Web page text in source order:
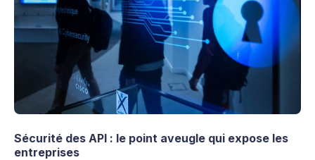
Sécurité des API : le point aveugle qui expose les
entreprises